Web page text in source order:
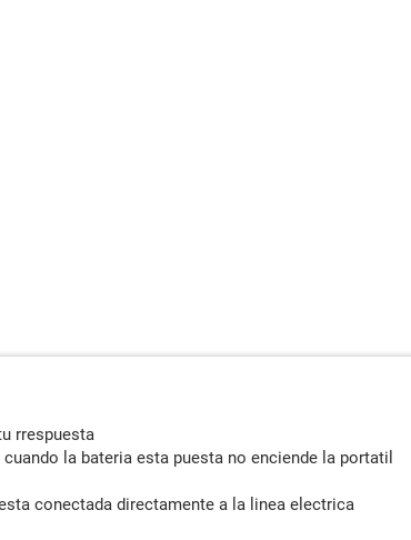
rrespuesta
la bateria esta puesta no enciende la portatil
conectada directamente a la linea electrica